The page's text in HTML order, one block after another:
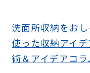
洗面所収納をお
使った収納アイ
術＆アイデアコ